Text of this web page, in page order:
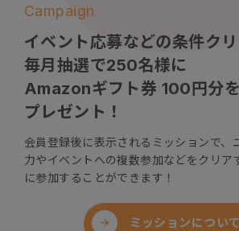
Campaign
イベント応募などの条件ク
毎月抽選で250名様に
Amazonギフト券 100円分を
プレゼント！
会員登録後に表示されるミッションで、
力やイベントへの複数参加などをクリア
に参加することができます！
ミッションについて